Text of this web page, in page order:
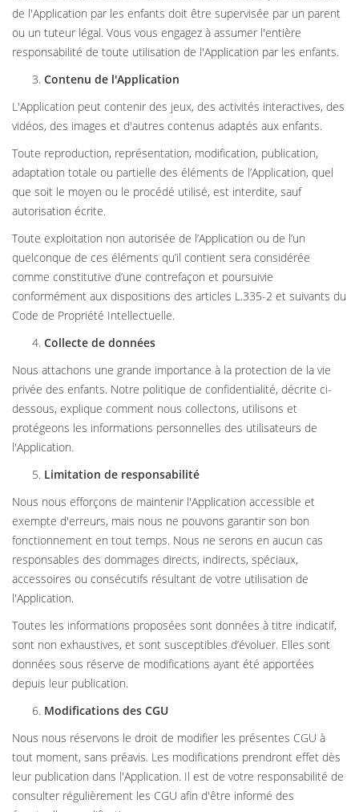
de l'Application par les enfants doit être supervisée par un parent
ou un tuteur légal. Vous vous engagez à assumer l'entière
responsabilité de toute utilisation de l'Application par les enfants.
Contenu de l'Application
L'Application peut contenir des jeux, des activités interactives, des
vidéos, des images et d'autres contenus adaptés aux enfants.
Toute reproduction, représentation, modification, publication,
adaptation totale ou partielle des éléments de l’Application, quel
que soit le moyen ou le procédé utilisé, est interdite, sauf
autorisation écrite.
Toute exploitation non autorisée de l’Application ou de l’un
quelconque de ces éléments qu’il contient sera considérée
comme constitutive d’une contrefaçon et poursuivie
conformément aux dispositions des articles L.335-2 et suivants du
Code de Propriété Intellectuelle.
Collecte de données
Nous attachons une grande importance à la protection de la vie
privée des enfants. Notre politique de confidentialité, décrite ci-
dessous, explique comment nous collectons, utilisons et
protégeons les informations personnelles des utilisateurs de
l'Application.
Limitation de responsabilité
Nous nous efforçons de maintenir l'Application accessible et
exempte d'erreurs, mais nous ne pouvons garantir son bon
fonctionnement en tout temps. Nous ne serons en aucun cas
responsables des dommages directs, indirects, spéciaux,
accessoires ou consécutifs résultant de votre utilisation de
l'Application.
Toutes les informations proposées sont données à titre indicatif,
sont non exhaustives, et sont susceptibles d’évoluer. Elles sont
données sous réserve de modifications ayant été apportées
depuis leur publication.
Modifications des CGU
Nous nous réservons le droit de modifier les présentes CGU à
tout moment, sans préavis. Les modifications prendront effet dès
leur publication dans l'Application. Il est de votre responsabilité de
consulter régulièrement les CGU afin d'être informé des